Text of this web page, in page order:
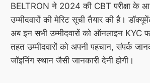
BELTRON ने 2024 की CBT परीक्षा के
उम्मीदवारों की मेरिट सूची तैयार की है।
अब इन सभी उम्मीदवारों को ऑनलाइन KYC
तहत उम्मीदवारों को अपनी पहचान, संपर्क
जॉइनिंग स्थान जैसी जानकारी देनी होगी।